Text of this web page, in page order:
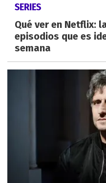
SERIES
Qué ver en Netflix:
episodios que es
semana